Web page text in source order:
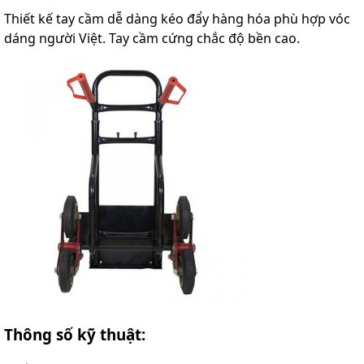
Thiết kế tay cầm dễ dàng kéo đẩy hàng hóa phù hợp vóc
dáng người Việt. Tay cầm cứng chắc độ bền cao.
Thông số kỹ thuật: